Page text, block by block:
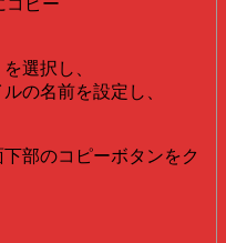
選択し、
の名前を設定し、
部のコピーボタンをク